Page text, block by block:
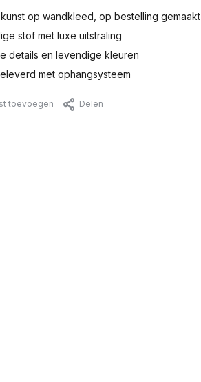
op wandkleed, op bestelling gemaakt
stof met luxe uitstraling
details en levendige kleuren
met ophangsysteem
toevoegen Delen